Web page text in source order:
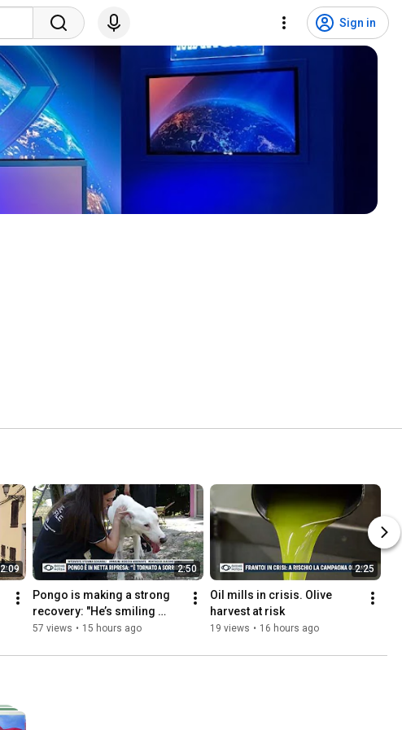
Sign in
2:09 2:50
Pongo is making a strong
recovery: "He’s smiling
again"
57 views • 15 hours ago
2:25
Oil mills in crisis. Olive
harvest at risk
19 views • 16 hours ago